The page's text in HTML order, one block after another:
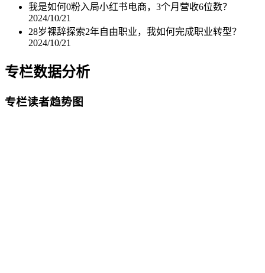
我是如何0粉入局小红书电商，3个月营收6位数？
2024/10/21
28岁裸辞探索2年自由职业，我如何完成职业转型？
2024/10/21
专栏数据分析
专栏读者趋势图